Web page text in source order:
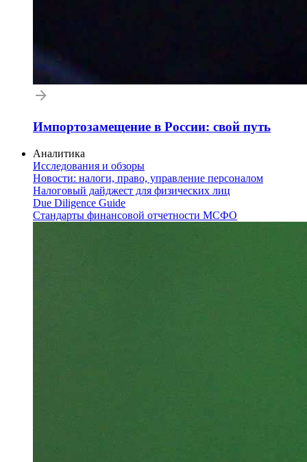
Импортозамещение в России: свой путь
Аналитика
Исследования и обзоры
Новости: налоги, право, управление персоналом
Налоговый дайджест для физических лиц
Due Diligence Guide
Стандарты финансовой отчетности МСФО